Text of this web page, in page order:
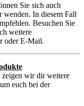
Sie sich auch
wenden. In diesem Fall
Besuchen Sie
weitere
oder E-Mail.
zeigen wir dir weitere
euch bei der